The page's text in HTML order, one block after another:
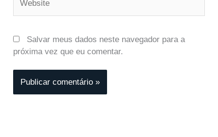
Salvar meus dados neste navegador para a
próxima vez que eu comentar.